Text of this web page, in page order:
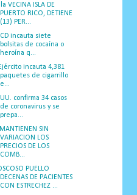
VECINA ISLA DE
PUERTO RICO, DETIENE
(13) PER...
incauta siete
bolsitas de cocaína o
heroína q...
incauta 4,381
paquetes de cigarrillo
e...
confirma 34 casos
de coronavirus y se
prepa...
SIN
VARIACION LOS
PRECIOS DE LOS
COMB...
PUELLO
DECENAS DE PACIENTES
CON ESTRECHEZ ...